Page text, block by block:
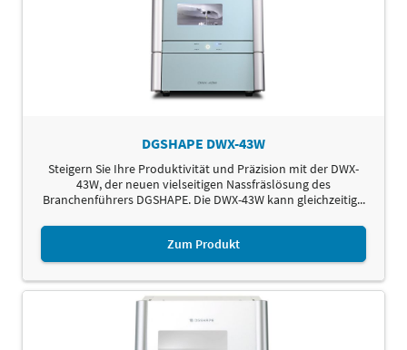
DGSHAPE DWX-43W
Steigern Sie Ihre Produktivität und Präzision mit der DWX-
43W, der neuen vielseitigen Nassfräslösung des
Branchenführers DGSHAPE. Die DWX-43W kann gleichzeitig...
Zum Produkt